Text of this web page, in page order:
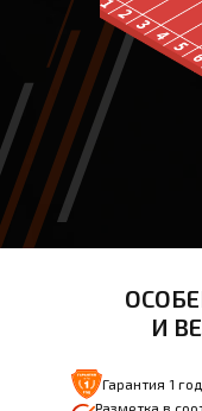
И
Разметка в
Гарантия 1